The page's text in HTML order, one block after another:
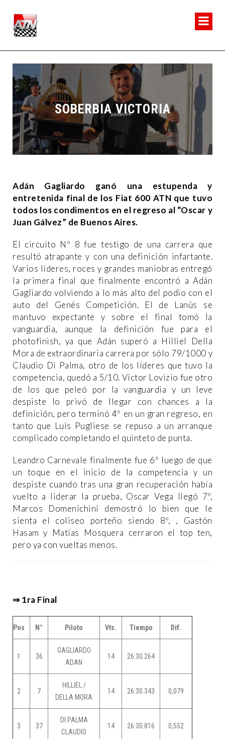
SOBERBIA VICTORIA
Adán Gagliardo ganó una estupenda y
entretenida final de los Fiat 600 ATN que tuvo
todos los condimentos en el regreso al “Oscar y
Juan Gálvez” de Buenos Aires.
El circuito Nº 8 fue testigo de una carrera que
resultó atrapante y con una definición infartante.
Varios líderes, roces y grandes maniobras entregó
la primera final que finalmente encontró a Adán
Gagliardo volviendo a lo más alto del podio con el
auto del Genés Competición. El de Lanús se
mantuvo expectante y sobre el final tomó la
vanguardia, aunque la definición fue para el
photofinish, ya que Adán superó a Hilliel Della
Mora de extraordinaria carrera por sólo 79/1000 y
Claudio Di Palma, otro de los líderes que tuvo la
competencia, quedó a 5/10. Víctor Lovizio fue otro
de los que peleó por la vanguardia y un leve
despiste lo privó de llegar con chances a la
definición, pero terminó 4º en un gran regreso, en
tanto que Luis Pugliese se repuso a un arranque
complicado completando el quinteto de punta.
Leandro Carnevale finalmente fue 6º luego de que
un toque en el inicio de la competencia y un
despiste cuando tras una gran recuperación había
vuelto a liderar la prueba, Oscar Vega llegó 7º,
Marcos Domenichini demostró lo bien que le
sienta el coliseo porteño siendo 8º, , Gastón
Hasam y Matías Mosquera cerraron el top ten,
pero ya con vueltas menos.
⇒ 1ra Final
Pos N° Piloto Vts. Tiempo Dif.
1 36
GAGLIARDO
ADAN
14 26:30.264
2 7
HILLIEL /
DELLA MORA
14 26:30.343 0,079
3 37
DI PALMA
CLAUDIO
14 26:30.816 0,552